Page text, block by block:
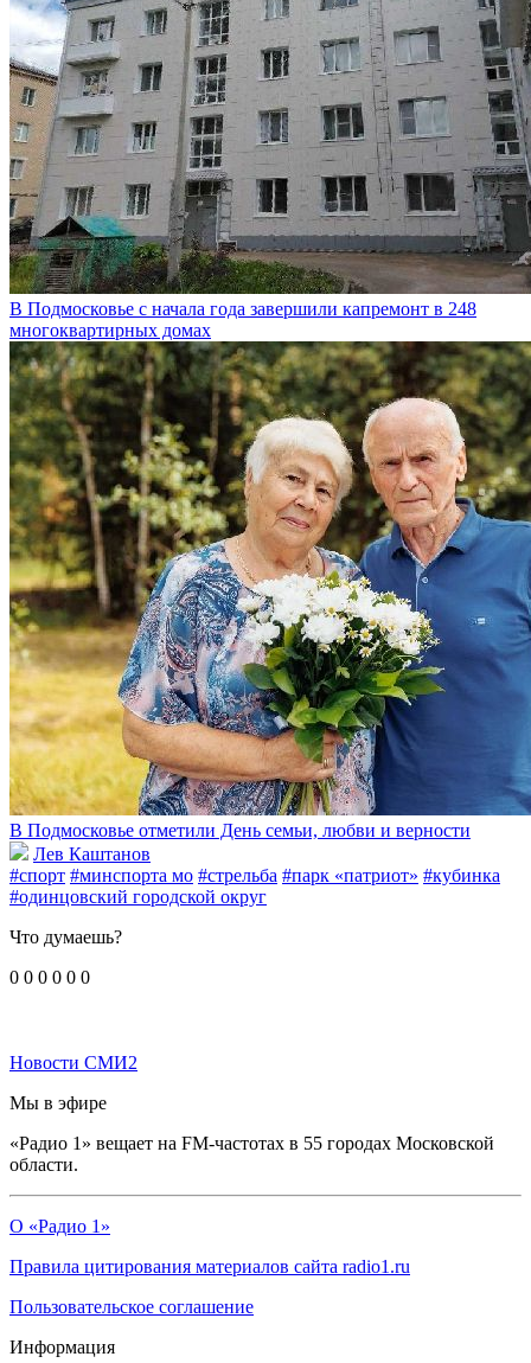
В Подмосковье с начала года завершили капремонт в 248
многоквартирных домах
В Подмосковье отметили День семьи, любви и верности
Лев Каштанов
#спорт #минспорта мо #стрельба #парк «патриот» #кубинка
#одинцовский городской округ
Что думаешь?
0 0 0 0 0 0
Новости СМИ2
Мы в эфире
«Радио 1» вещает на FM-частотах в 55 городах Московской
области.
О «Радио 1»
Правила цитирования материалов сайта radio1.ru
Пользовательское соглашение
Информация